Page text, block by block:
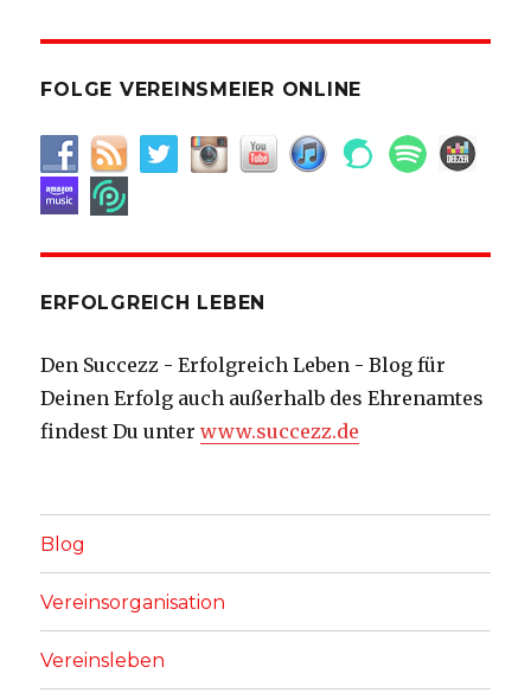
FOLGE VEREINSMEIER ONLINE
ERFOLGREICH LEBEN
Den Succezz - Erfolgreich Leben - Blog für
Deinen Erfolg auch außerhalb des Ehrenamtes
findest Du unterwww.succezz.de
Blog
Vereinsorganisation
Vereinsleben